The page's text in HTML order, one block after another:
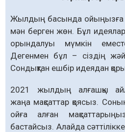
Жылдың басында ойыңызға
мән берген жөн. Бұл
орындалуы мүмкін
Дегенмен бұл – сіздің
Сондықтан ешбір идеядан
2021 жылдың алғашқы
жаңа мақсаттар қоясыз.
ойға алған
бастайсыз. Алайда